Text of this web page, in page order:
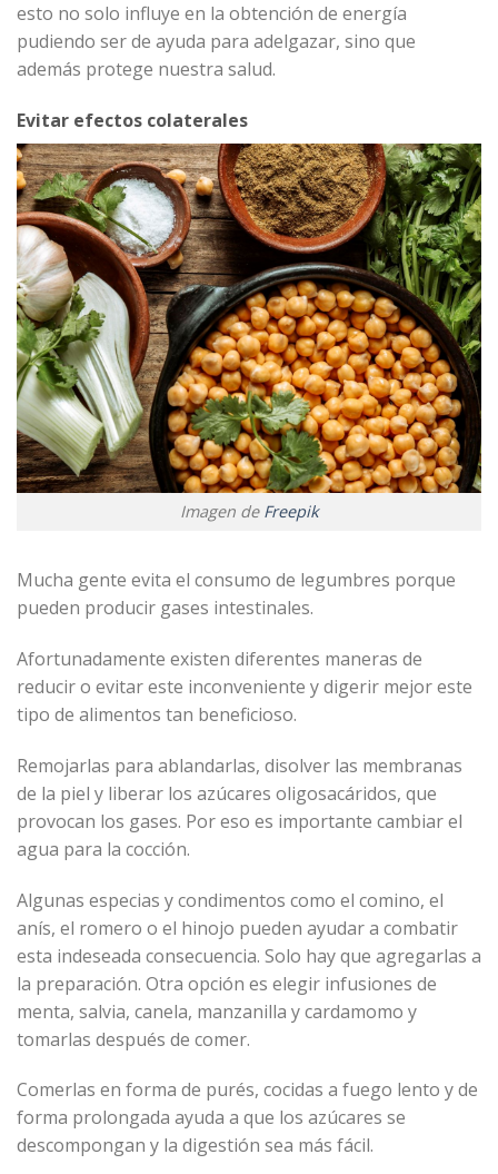
esto no solo influye en la obtención de energía
pudiendo ser de ayuda para adelgazar, sino que
además protege nuestra salud.
Evitar efectos colaterales
Imagen de Freepik
Mucha gente evita el consumo de legumbres porque
pueden producir gases intestinales.
Afortunadamente existen diferentes maneras de
reducir o evitar este inconveniente y digerir mejor este
tipo de alimentos tan beneficioso.
Remojarlas para ablandarlas, disolver las membranas
de la piel y liberar los azúcares oligosacáridos, que
provocan los gases. Por eso es importante cambiar el
agua para la cocción.
Algunas especias y condimentos como el comino, el
anís, el romero o el hinojo pueden ayudar a combatir
esta indeseada consecuencia. Solo hay que agregarlas a
la preparación. Otra opción es elegir infusiones de
menta, salvia, canela, manzanilla y cardamomo y
tomarlas después de comer.
Comerlas en forma de purés, cocidas a fuego lento y de
forma prolongada ayuda a que los azúcares se
descompongan y la digestión sea más fácil.